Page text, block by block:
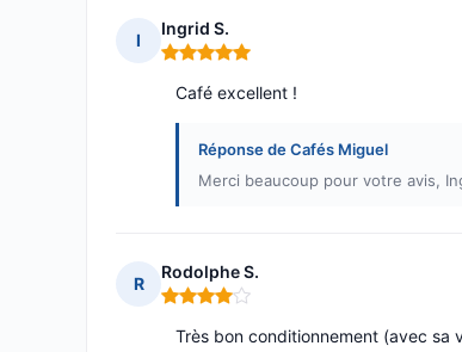
I
Ingrid S.
Note : 5 sur 5
Café excellent !
Réponse de Cafés Miguel
Merci beaucoup pour votre avis,
R
Rodolphe S.
Note : 4 sur 5
Très bon conditionnement (avec sa